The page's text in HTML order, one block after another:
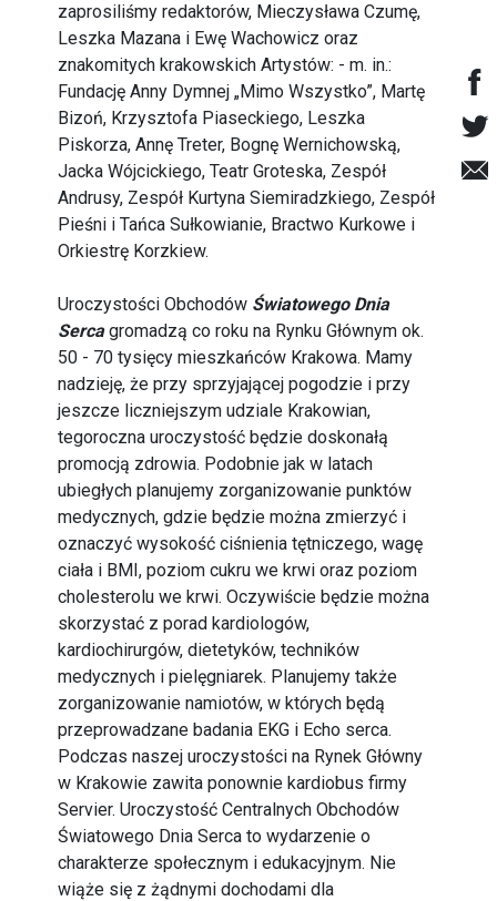
zaprosiliśmy redaktorów, Mieczysława Czumę,
Leszka Mazana i Ewę Wachowicz oraz
znakomitych krakowskich Artystów: - m. in.:
Fundację Anny Dymnej „Mimo Wszystko”, Martę
Bizoń, Krzysztofa Piaseckiego, Leszka
Piskorza, Annę Treter, Bognę Wernichowską,
Jacka Wójcickiego, Teatr Groteska, Zespół
Andrusy, Zespół Kurtyna Siemiradzkiego, Zespół
Pieśni i Tańca Sułkowianie, Bractwo Kurkowe i
Orkiestrę Korzkiew.
Uroczystości Obchodów Światowego Dnia
Sercagromadzą co roku na Rynku Głównym ok.
50 - 70 tysięcy mieszkańców Krakowa. Mamy
nadzieję, że przy sprzyjającej pogodzie i przy
jeszcze liczniejszym udziale Krakowian,
tegoroczna uroczystość będzie doskonałą
promocją zdrowia. Podobnie jak w latach
ubiegłych planujemy zorganizowanie punktów
medycznych, gdzie będzie można zmierzyć i
oznaczyć wysokość ciśnienia tętniczego, wagę
ciała i BMI, poziom cukru we krwi oraz poziom
cholesterolu we krwi. Oczywiście będzie można
skorzystać z porad kardiologów,
kardiochirurgów, dietetyków, techników
medycznych i pielęgniarek. Planujemy także
zorganizowanie namiotów, w których będą
przeprowadzane badania EKG i Echo serca.
Podczas naszej uroczystości na Rynek Główny
w Krakowie zawita ponownie kardiobus firmy
Servier. Uroczystość Centralnych Obchodów
Światowego Dnia Serca to wydarzenie o
charakterze społecznym i edukacyjnym. Nie
wiąże się z żądnymi dochodami dla